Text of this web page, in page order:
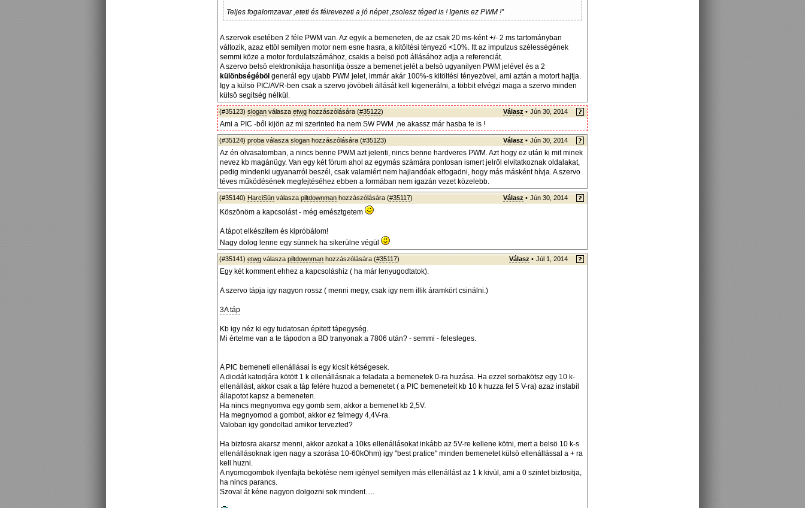
Teljes fogalomzavar ,eteti és félrevezeti a jó népet ,zsolesz téged is ! Igenis ez PWM !”
A szervok esetében 2 féle PWM van. Az egyik a bemeneten, de az csak 20 ms-ként +/- 2 ms tartományban
változik, azaz ettöl semilyen motor nem esne hasra, a kitöltési tényezö <10%. Itt az impulzus szélességének
semmi köze a motor fordulatszámához, csakis a belsö poti állásához adja a referenciát.
A szervo belsö elektronikája hasonlitja össze a bemenet jelét a belsö ugyanilyen PWM jelével és a 2
különbségéböl generál egy ujabb PWM jelet, immár akár 100%-s kitöltési tényezövel, ami aztán a motort hajtja.
Igy a külsö PIC/AVR-ben csak a szervo jövöbeli állását kell kigenerálni, a többit elvégzi maga a szervo minden
külsö segitség nélkül.
(#35123) slogan válasza etwg hozzászólására (#35122) Válasz • Jún 30, 2014
Ami a PIC -ből kijön az mi szerinted ha nem SW PWM ,ne akassz már hasba te is !
(#35124) proba válasza slogan hozzászólására (#35123) Válasz • Jún 30, 2014
Az én olvasatomban, a nincs benne PWM azt jelenti, nincs benne hardveres PWM. Azt hogy ez után ki mit minek
nevez kb magánügy. Van egy két fórum ahol az egymás számára pontosan ismert jelről elvitatkoznak oldalakat,
pedig mindenki ugyanarról beszél, csak valamiért nem hajlandóak elfogadni, hogy más másként hívja. A szervo
téves működésének megfejtéséhez ebben a formában nem igazán vezet közelebb.
(#35140) HarciSün válasza piltdownman hozzászólására (#35117) Válasz • Jún 30, 2014
Köszönöm a kapcsolást - még emésztgetem
A tápot elkészítem és kipróbálom!
Nagy dolog lenne egy sünnek ha sikerülne végül
(#35141) etwg válasza piltdownman hozzászólására (#35117) Válasz • Júl 1, 2014
Egy két komment ehhez a kapcsoláshiz ( ha már lenyugodtatok).
A szervo tápja igy nagyon rossz ( menni megy, csak igy nem illik áramkört csinálni.)
3A táp
Kb igy néz ki egy tudatosan épitett tápegység.
Mi értelme van a te tápodon a BD tranyonak a 7806 után? - semmi - felesleges.
A PIC bemeneti ellenállásai is egy kicsit kétségesek.
A diodát katodjára kötött 1 k ellenállásnak a feladata a bemenetek 0-ra huzása. Ha ezzel sorbakötsz egy 10 k-
ellenállást, akkor csak a táp felére huzod a bemenetet ( a PIC bemeneteit kb 10 k huzza fel 5 V-ra) azaz instabil
állapotot kapsz a bemeneten.
Ha nincs megnyomva egy gomb sem, akkor a bemenet kb 2,5V.
Ha megnyomod a gombot, akkor ez felmegy 4,4V-ra.
Valoban igy gondoltad amikor tervezted?
Ha biztosra akarsz menni, akkor azokat a 10ks ellenállásokat inkább az 5V-re kellene kötni, mert a belsö 10 k-s
ellenállásoknak igen nagy a szorása 10-60kOhm) igy "best pratice" minden bemenetet külsö ellenállással a + ra
kell huzni.
A nyomogombok ilyenfajta bekötése nem igényel semilyen más ellenállást az 1 k kivül, ami a 0 szintet biztositja,
ha nincs parancs.
Szoval át kéne nagyon dolgozni sok mindent.....